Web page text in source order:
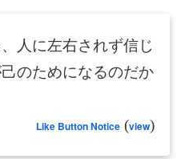
人に左右されず信じ
のためになるのだか
Like Button Notice (view)